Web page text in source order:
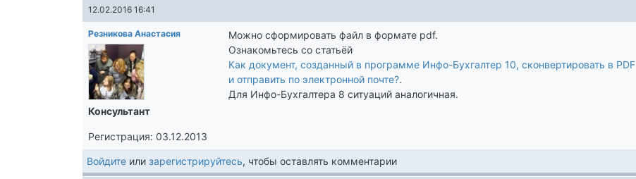
12.02.2016 16:41
Резникова Анастасия
Консультант
Регистрация: 03.12.2013
Можно сформировать файл в формате pdf.
Ознакомьтесь со статьёй
Как документ, созданный в программе Инфо-Бухгалтер 10, сконвертировать в PDF
и отправить по электронной почте?.
Для Инфо-Бухгалтера 8 ситуаций аналогичная.
Войдите или зарегистрируйтесь, чтобы оставлять комментарии